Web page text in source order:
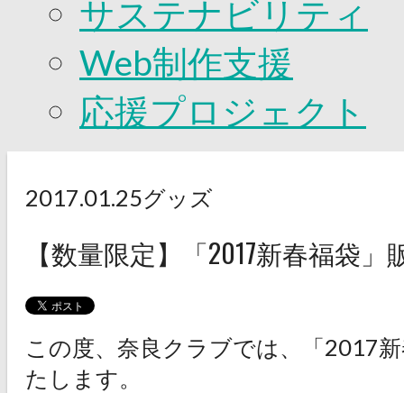
サステナビリティ
Web制作支援
応援プロジェクト
2017.01.25グッズ
【数量限定】「2017新春福袋
この度、奈良クラブでは、「2017
たします。